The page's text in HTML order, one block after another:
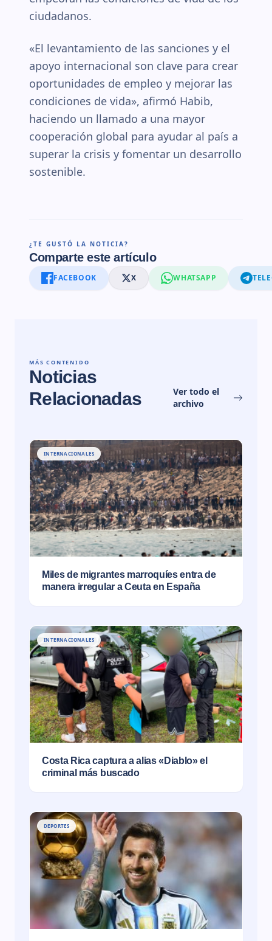
ciudadanos.
«El levantamiento de las sanciones y el
apoyo internacional son clave para crear
oportunidades de empleo y mejorar las
condiciones de vida», afirmó Habib,
haciendo un llamado a una mayor
cooperación global para ayudar al país a
superar la crisis y fomentar un desarrollo
sostenible.
¿TE GUSTÓ LA NOTICIA?
Comparte este artículo
FACEBOOK X WHATSAPP
MÁS CONTENIDO
Noticias
Relacionadas
Ver todo el
archivo
INTERNACIONALES
Miles de migrantes marroquíes entra de
manera irregular a Ceuta en España
INTERNACIONALES
Costa Rica captura a alias «Diablo» el
criminal más buscado
DEPORTES